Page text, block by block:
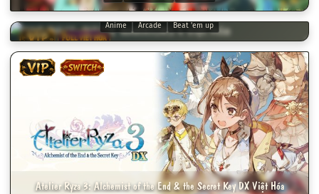
VIP FULL VIỆT HÓA
ONE PIECE: PIRATE WARRIORS 4 Việt Hóa
Anime Arcade Beat 'em up
VIP SWITCH
Atelier Ryza 3: Alchemist of the End & the Secret Key DX Việt Hóa